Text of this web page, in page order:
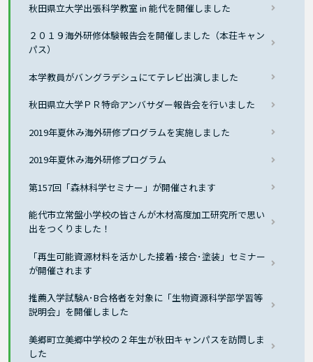
秋田県立大学出張科学教室 in 能代を開催しました
２０１９海外研修体験報告会を開催しました（本荘キャン
パス）
本学教員がバングラデシュにてテレビ出演しました
秋田県立大学ＰＲ特命アンバサダー報告会を行いました
2019年夏休み海外研修プログラムを実施しました
2019年夏休み海外研修プログラム
第157回「森林科学セミナー」が開催されます
能代市立常盤小学校の皆さんが木材高度加工研究所で思い
出をつくりました！
「再生可能資源材料を活かした接着･接合･塗装」セミナー
が開催されます
推薦入学試験A･B合格者を対象に「生物資源科学部学習等
説明会」を開催しました
美郷町立美郷中学校の２年生が秋田キャンパスを訪問しま
した